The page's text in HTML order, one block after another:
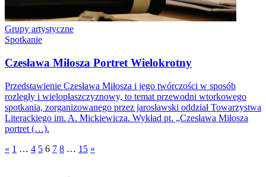
Grupy artystyczne
Spotkanie
Czesława Miłosza Portret Wielokrotny
Przedstawienie Czesława Miłosza i jego twórczości w sposób
rozległy i wielopłaszczyznowy, to temat przewodni wtorkowego
spotkania, zorganizowanego przez jarosławski oddział Towarzystwa
Literackiego im. A. Mickiewicza. Wykład pt. „Czesława Miłosza
portret (…).
« 1 … 4 5 6 7 8 … 15 »